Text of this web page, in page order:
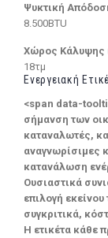
Ψυκτική
8.500BTU
Χώρος Κάλυψης
18τμ
Ενεργειακή
<span data-
σήμανση των
καταναλωτές,
αναγνωρίσιμες
κατανάλωση
Ουσιαστικά
επιλογή
συγκριτικά,
Η ετικέτα κάθε